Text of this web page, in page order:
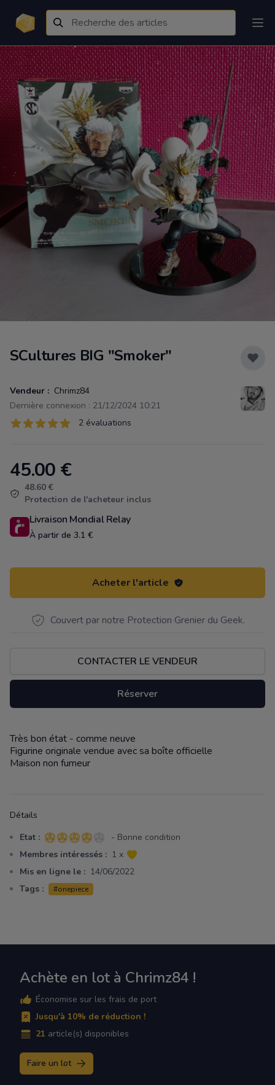
SCultures BIG "Smoker"
Vendeur : Chrimz84
Dernière connexion : 21/12/2024 10:21
Évaluations
2 sur 5 étoiles 2 évaluations
Product information
45.00 €
48.60 €
Protection de l'acheteur inclus
Livraison Mondial Relay
À partir de 3.1 €
Acheter l'article
Couvert par notre Protection Grenier du Geek.
CONTACTER LE VENDEUR
Réserver
Description
Très bon état - comme neuve
Figurine originale vendue avec sa boîte officielle
Maison non fumeur
Détails
Etat : 4 sur 5 étoiles
- Bonne condition
Membres intéressés : 1 x
Mis en ligne le : 14/06/2022
Tags :
#onepiece
Achète en lot à Chrimz84 !
Économise sur les frais de port
Jusqu'à 10% de réduction !
21 article(s) disponibles
Faire un lot